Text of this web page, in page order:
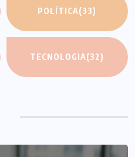
POLÍTICA(33)
TECNOLOGIA(32)